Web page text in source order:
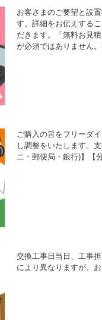
お客さまのご要望と設
す。詳細をお伝えする
だきます。「無料お見
が必須ではありません
ご購入の旨をフリーダ
し調整をいたします。
ニ・郵便局・銀行)】【
交換工事日当日、工事
により異なりますが、